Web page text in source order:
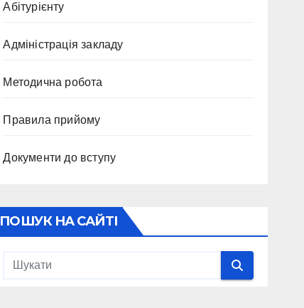
Абітурієнту
Адміністрація закладу
Методична робота
Правила прийому
Документи до вступу
ПОШУК НА САЙТІ